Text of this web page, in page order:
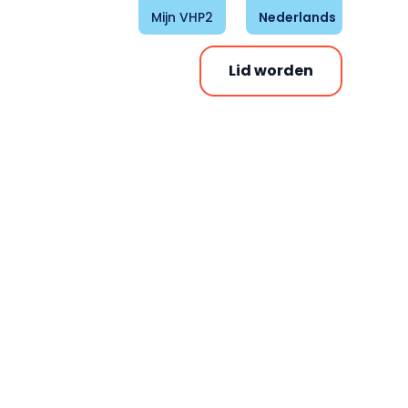
Mijn VHP2 Nederlands
Lid worden